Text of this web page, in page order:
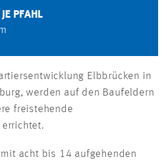
PFAHL
Elbbrücken in
werden auf den Baufeldern
freistehende
errichtet.
acht bis 14 aufgehenden